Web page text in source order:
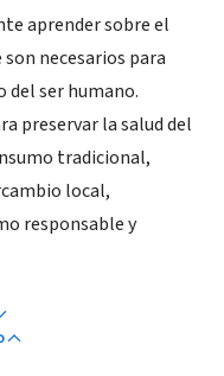
aprender sobre el
necesarios para
ser humano.
preservar la salud del
tradicional,
local,
responsable y